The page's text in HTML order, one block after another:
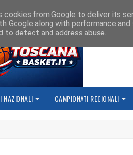
NAZIONALI CAMPIONATI REGIONALI
cookies from Google to deliver its
Google along with performance
to detect and address abuse.